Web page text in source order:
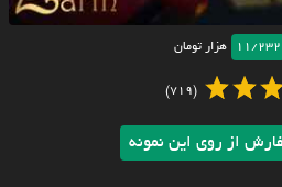
11/232 هزار تومان
(719)
از روی این نمونه